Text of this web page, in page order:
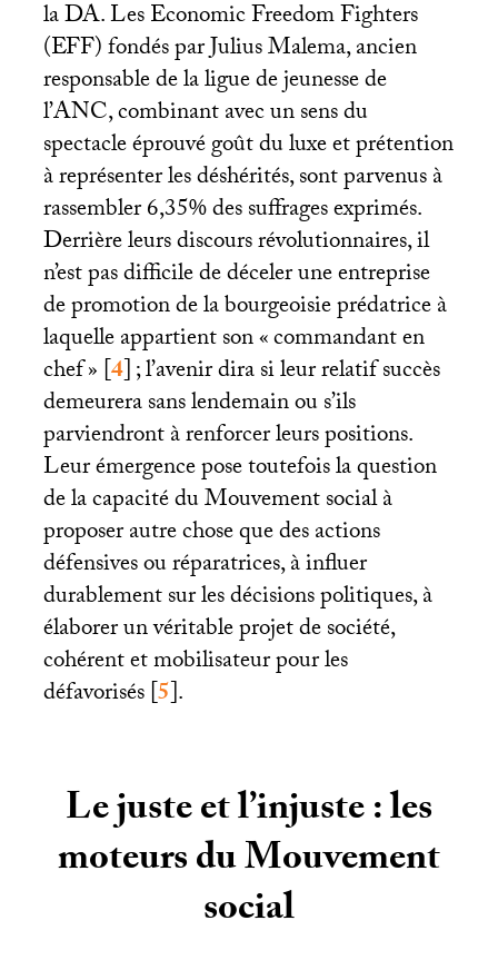
laDA. Les Economic Freedom Fighters
(EFF) fondés par Julius Malema, ancien
responsable de la ligue de jeunesse de
l’ANC, combinant avec un sens du
spectacle éprouvé goût du luxe et prétention
à représenter les déshérités, sont parvenus à
rassembler 6,35% des suffrages exprimés.
Derrière leurs discours révolutionnaires, il
n’est pas difficile de déceler une entreprise
de promotion de la bourgeoisie prédatrice à
laquelle appartient son «commandant en
chef»[4]; l’avenir dira si leur relatif succès
demeurera sans lendemain ou s’ils
parviendront à renforcer leurs positions.
Leur émergence pose toutefois la question
de la capacité du Mouvement social à
proposer autre chose que des actions
défensives ou réparatrices, à influer
durablement sur les décisions politiques, à
élaborer un véritable projet de société,
cohérent et mobilisateur pour les
défavorisés[5].
Le juste et l’injuste : les
moteurs du Mouvement
social